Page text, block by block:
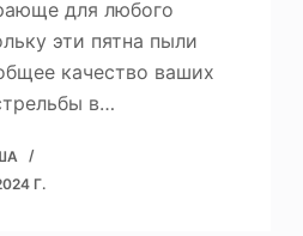
для любого
эти пятна пыли
качество ваших
в…
Г.